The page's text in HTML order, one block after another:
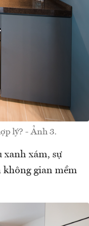
lý? - Ảnh 3.
xanh xám, sự
không gian mềm